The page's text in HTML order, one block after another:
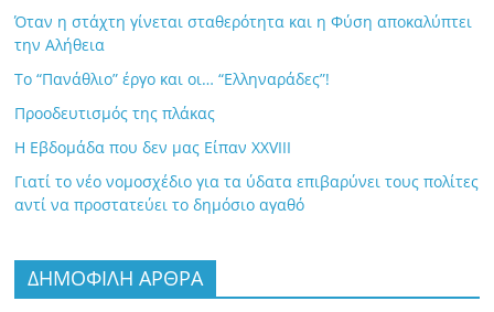
Όταν η στάχτη γίνεται σταθερότητα και η Φύση αποκαλύπτει
την Αλήθεια
Το “Πανάθλιο” έργο και οι… “Ελληναράδες”!
Προοδευτισμός της πλάκας
Η Εβδομάδα που δεν μας Είπαν XXVIII
Γιατί το νέο νομοσχέδιο για τα ύδατα επιβαρύνει τους πολίτες
αντί να προστατεύει το δημόσιο αγαθό
ΔΗΜΟΦΙΛΗ ΑΡΘΡΑ